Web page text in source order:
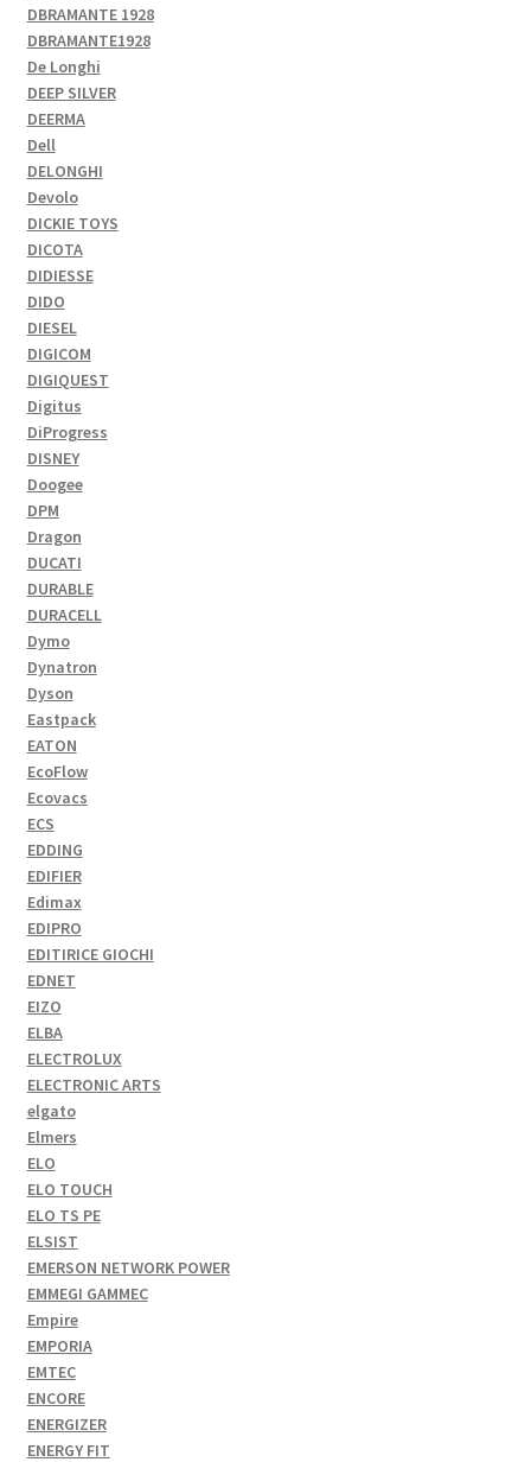
DBRAMANTE 1928
DBRAMANTE1928
De Longhi
DEEP SILVER
DEERMA
Dell
DELONGHI
Devolo
DICKIE TOYS
DICOTA
DIDIESSE
DIDO
DIESEL
DIGICOM
DIGIQUEST
Digitus
DiProgress
DISNEY
Doogee
DPM
Dragon
DUCATI
DURABLE
DURACELL
Dymo
Dynatron
Dyson
Eastpack
EATON
EcoFlow
Ecovacs
ECS
EDDING
EDIFIER
Edimax
EDIPRO
EDITIRICE GIOCHI
EDNET
EIZO
ELBA
ELECTROLUX
ELECTRONIC ARTS
elgato
Elmers
ELO
ELO TOUCH
ELO TS PE
ELSIST
EMERSON NETWORK POWER
EMMEGI GAMMEC
Empire
EMPORIA
EMTEC
ENCORE
ENERGIZER
ENERGY FIT